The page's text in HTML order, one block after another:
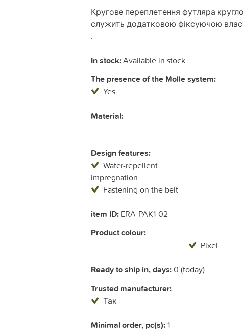
Кругове переплетення футляра
служить додатковою фіксуючою
.
In stock:Available in stock
The presence of the Molle system:
Yes
Material:
Design features:
Water-repellent
impregnation
Fastening on the belt
item ID: ERA-PAK1-02
Product colour:
Pixel
Ready to ship in, days:0 (today)
Trusted manufacturer:
Так
Minimal order, pc(s):1